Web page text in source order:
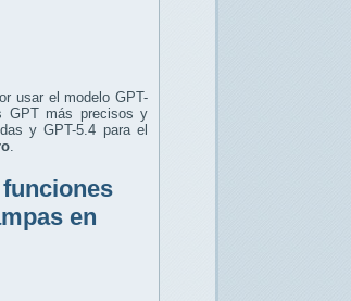
usar el modelo GPT-
GPT más precisos y
y GPT-5.4 para el
.
en